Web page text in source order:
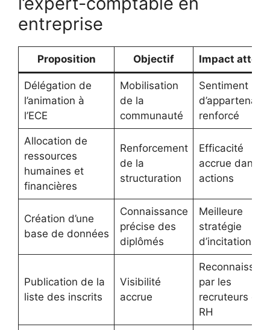
entreprise
Proposition Objectif Impact
Délégation de
l’animation à
l’ECE
Mobilisation
de la
communauté
Sentiment
renforcé
Allocation de
ressources
humaines et
financières
Renforcement
de la
structuration
Efficacité
accrue dans
actions
Création d’une
base de données
Connaissance
précise des
diplômés
Meilleure
stratégie
d’incitation
Publication de la
liste des inscrits
Visibilité
accrue
par les
recruteurs et
RH